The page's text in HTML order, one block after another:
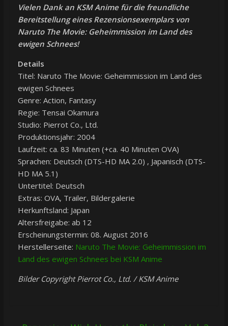
Vielen Dank an KSM Anime für die freundliche
Bereitstellung eines Rezensionsexemplars von
Naruto The Movie: Geheimmission im Land des
ewigen Schnees!
Details
Titel: Naruto The Movie: Geheimmission im Land des
ewigen Schnees
Genre: Action, Fantasy
Regie: Tensai Okamura
Studio: Pierrot Co., Ltd.
Produktionsjahr: 2004
Laufzeit: ca. 83 Minuten (+ca. 40 Minuten OVA)
Sprachen: Deutsch (DTS-HD MA 2.0) , Japanisch (DTS-
HD MA 5.1)
Untertitel: Deutsch
Extras: OVA, Trailer, Bildergalerie
Herkunftsland: Japan
Altersfreigabe: ab 12
Erscheinungstermin: 08. August 2016
Herstellerseite: Naruto The Movie: Geheimmission im
Land des ewigen Schnees bei KSM Anime
Bilder Copyright Pierrot Co., Ltd. / KSM Anime